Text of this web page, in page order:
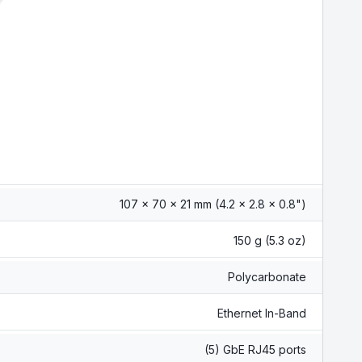
107 x 70 x 21 mm (4.2 x 2.8 x 0.8")
150 g (5.3 oz)
Polycarbonate
Ethernet In-Band
(5) GbE RJ45 ports